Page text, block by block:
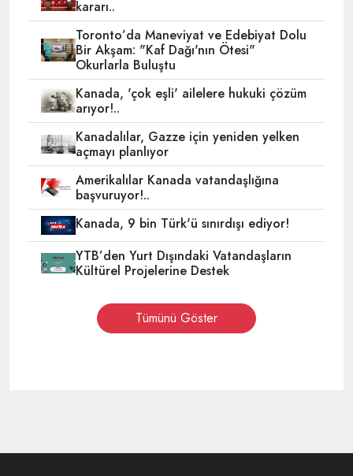
kararı..
Toronto’da Maneviyat ve Edebiyat Dolu
Bir Akşam: "Kaf Dağı'nın Ötesi"
Okurlarla Buluştu
Kanada, 'çok eşli' ailelere hukuki çözüm
arıyor!..
Kanadalılar, Gazze için yeniden yelken
açmayı planlıyor
Amerikalılar Kanada vatandaşlığına
başvuruyor!..
Kanada, 9 bin Türk'ü sınırdışı ediyor!
YTB’den Yurt Dışındaki Vatandaşların
Kültürel Projelerine Destek
Tümünü Göster